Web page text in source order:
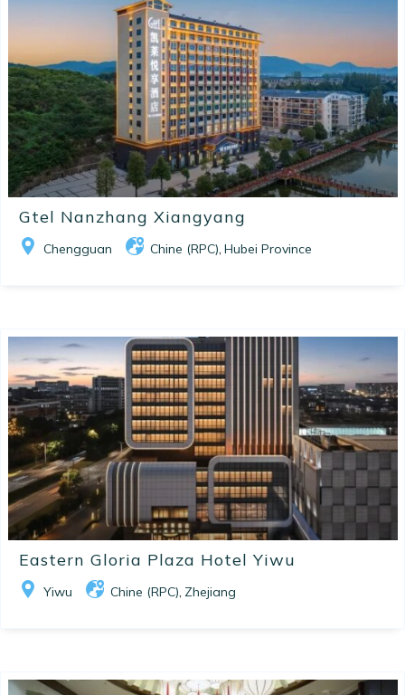
Gtel Nanzhang Xiangyang
Chengguan Chine (RPC), Hubei Province
Eastern Gloria Plaza Hotel Yiwu
Yiwu Chine (RPC), Zhejiang